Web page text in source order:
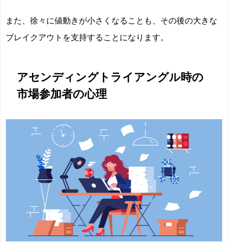
また、徐々に値動きが小さくなることも、その後の大きな
ブレイクアウトを支持することになります。
アセンディングトライアングル時の
市場参加者の心理